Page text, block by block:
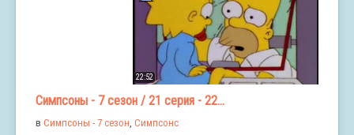
22:52
Симпсоны - 7 сезон / 21 серия - 22...
в Симпсоны - 7 сезон, Симпсонс